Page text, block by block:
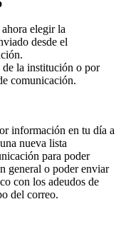
elegir la
desde el
la institución o por
comunicación.
información en tu día a
nueva lista
para poder
general o poder enviar
con los adeudos de
del correo.